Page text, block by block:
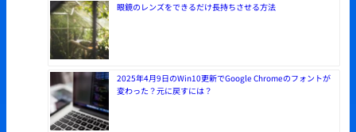
眼鏡のレンズをできるだけ長持ちさせる方法
2025年4月9日のWin10更新でGoogle Chromeのフォントが
変わった？元に戻すには？